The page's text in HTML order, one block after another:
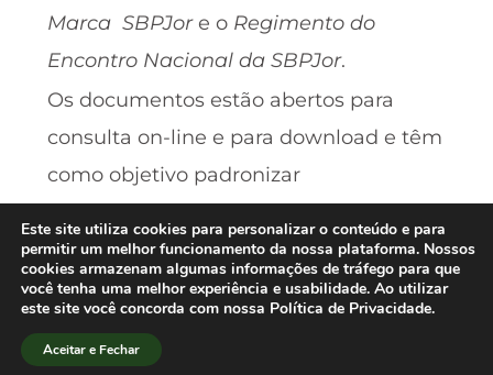
Marca SBPJore o Regimento do
Encontro Nacional da SBPJor.
Os documentos estão abertos para
consulta on-line e para download e têm
como objetivo padronizar
institucionalizados.
Em breve, outros documentos devem
.
Este site utiliza cookies para personalizar o conteúdo e para
permitir um melhor funcionamento da nossa plataforma. Nossos
cookies armazenam algumas informações de tráfego para que
você tenha uma melhor experiência e usabilidade. Ao utilizar
este site você concorda com nossa Política de Privacidade.
Aceitar e Fechar